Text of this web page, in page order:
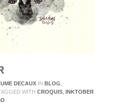
DECAUX IN BLOG
WITH CROQUIS
INKTOBER